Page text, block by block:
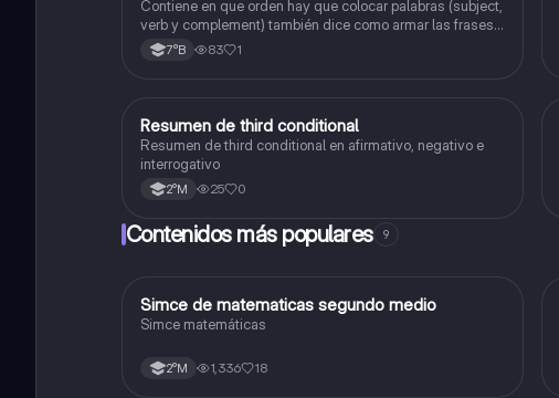
Contiene en que orden hay que colocar palabras (subject,
verb y complement) también dice como armar las frases
en positivo, negativo y en pregunta. Tiene unas reglas de
cuando poner "ed" que en mi opinión sirven mucho
7°B 83 1
Inglés
Resumen de third conditional
Resumen de third conditional en afirmativo, negativo e
interrogativo
2°M 25 0
Contenidos más populares 9
Matemáticas
Simce de matematicas segundo medio
Simce matemáticas
2°M 1,336 18